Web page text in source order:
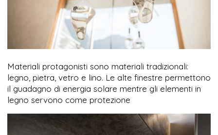
Materiali protagonisti sono materiali tradizionali:
legno, pietra, vetro e lino. Le alte finestre permettono
il guadagno di energia solare mentre gli elementi in
legno servono come protezione